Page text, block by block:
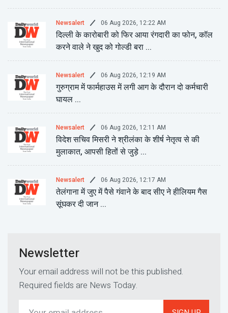
Newsalert 06 Aug 2026, 12:22 AM
दिल्ली के कारोबारी को फिर आया रंगदारी का फोन, कॉल
करने वाले ने खुद को गोल्डी बरा ...
Newsalert 06 Aug 2026, 12:19 AM
गुरुग्राम में फार्महाउस में लगी आग के दौरान दो कर्मचारी
घायल ...
Newsalert 06 Aug 2026, 12:11 AM
विदेश सचिव मिसरी ने श्रीलंका के शीर्ष नेतृत्व से की
मुलाकात, आपसी हितों से जुड़े ...
Newsalert 06 Aug 2026, 12:17 AM
तेलंगाना में जुए में पैसे गंवाने के बाद सीए ने हीलियम गैस
सूंघकर दी जान ...
Newsletter
Your email address will not be this published.
Required fields are News Today.